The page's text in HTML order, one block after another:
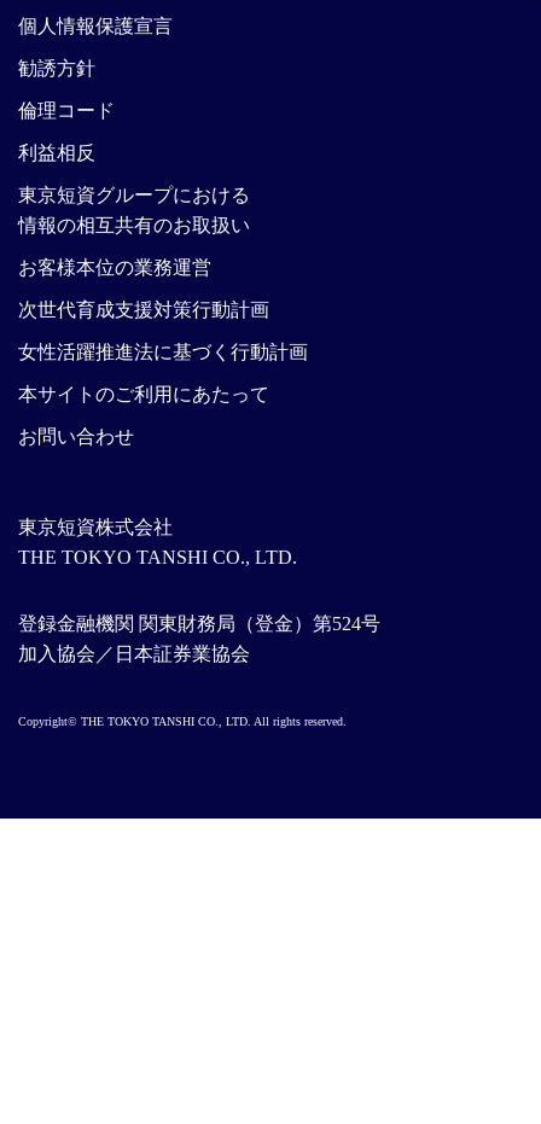
東京短資株式会社
THE TOKYO TANSHI CO., LTD.
登録金融機関 関東財務局（登金）第524号
加入協会／日本証券業協会
個人情報保護宣言
勧誘方針
倫理コード
利益相反
東京短資グループにおける
情報の相互共有のお取扱い
お客様本位の業務運営
次世代育成支援対策行動計画
女性活躍推進法に基づく行動計画
本サイトのご利用にあたって
お問い合わせ
Copyright© THE TOKYO TANSHI CO., LTD. All rights reserved.